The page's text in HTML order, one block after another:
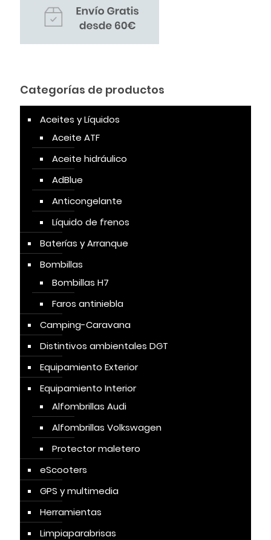
Categorías de productos
Aceites y Líquidos
Aceite ATF
Aceite hidráulico
AdBlue
Anticongelante
Líquido de frenos
Baterías y Arranque
Bombillas
Bombillas H7
Faros antiniebla
Camping-Caravana
Distintivos ambientales DGT
Equipamiento Exterior
Equipamiento Interior
Alfombrillas Audi
Alfombrillas Volkswagen
Protector maletero
eScooters
GPS y multimedia
Herramientas
Limpiaparabrisas